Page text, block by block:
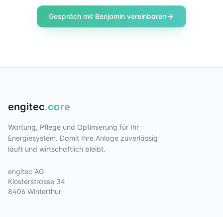
Gespräch mit Benjamin vereinbaren
engitec.care
Wartung, Pflege und Optimierung für Ihr
Energiesystem. Damit Ihre Anlage zuverlässig
läuft und wirtschaftlich bleibt.
engitec AG
Klosterstrasse 34
8406 Winterthur